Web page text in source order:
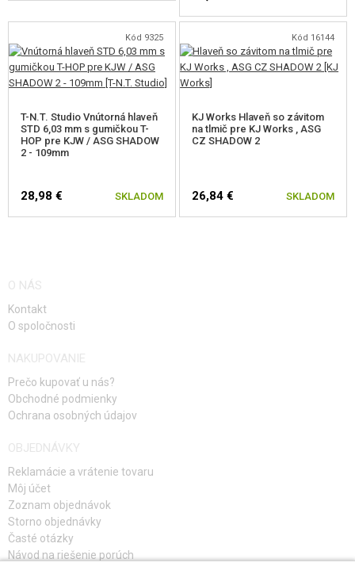
Kód 9325
T-N.T. Studio Vnútorná hlaveň
STD 6,03 mm s gumičkou T-
HOP pre KJW / ASG SHADOW
2 - 109mm
28,98 € SKLADOM
Kód 16144
KJ Works Hlaveň so závitom
na tlmič pre KJ Works , ASG
CZ SHADOW 2
26,84 € SKLADOM
O NÁS
Kontakt
O spoločnosti
NAKUPOVANIE
Prečo kupovať u nás?
Obchodné podmienky
Ochrana osobných údajov
OBJEDNÁVKY
Reklamácie a vrátenie tovaru
Môj účet
Zoznam objednávok
Storno objednávky
Časté otázky
Návod na riešenie porúch